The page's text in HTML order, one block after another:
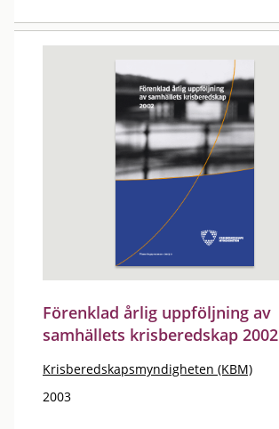
Förenklad årlig uppföljning av
samhällets krisberedskap 2002
Krisberedskapsmyndigheten (KBM)
2003